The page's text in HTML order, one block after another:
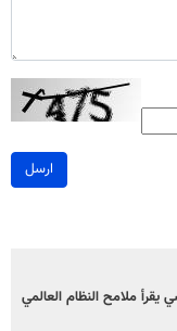
ارسل
ملامح النظام العالمي